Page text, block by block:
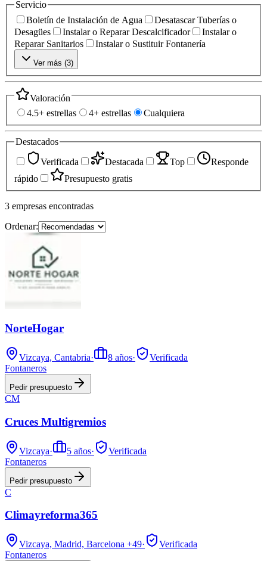
Servicio
Boletín de Instalación de Agua
Desatascar Tuberías o
Desagües
Instalar o Reparar Descalcificador
Instalar o
Reparar Sanitarios
Instalar o Sustituir Fontanería
Ver más (3)
Valoración
4.5+ estrellas
4+ estrellas Cualquiera
Destacados
Verificada
Destacada Top
Responde
rápido
Presupuesto gratis
3 empresas encontradas
Ordenar:
NorteHogar
Vizcaya, Cantabria· 8 años·
Verificada
Fontaneros
Pedir presupuesto
CM
Cruces Multigremios
Vizcaya· 5 años·
Verificada
Fontaneros
Pedir presupuesto
C
Climayreforma365
Vizcaya, Madrid, Barcelona +49·
Verificada
Fontaneros